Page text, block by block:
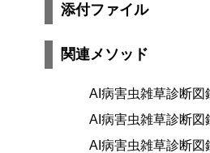
添付ファイル
関連メソッド
AI病害虫雑草診断図
AI病害虫雑草診断図
AI病害虫雑草診断図